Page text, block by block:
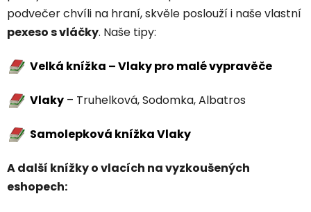
podvečer chvíli na hraní, skvěle poslouží i naše vlastní
pexeso s vláčky. Naše tipy:
Velká knížka – Vlaky pro malé vypravěče
Vlaky– Truhelková, Sodomka, Albatros
Samolepková knížka Vlaky
A další knížky o vlacích na vyzkoušených
eshopech: